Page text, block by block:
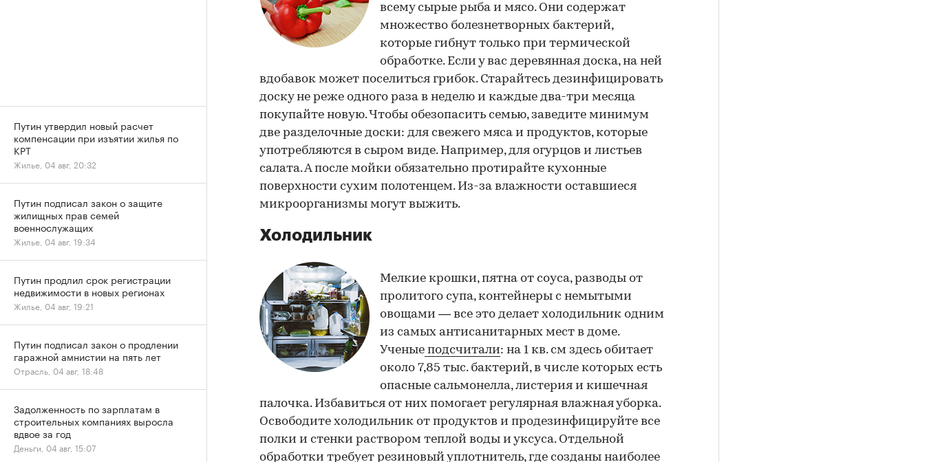
всему сырые рыба и мясо. Они содержат
множество болезнетворных бактерий,
которые гибнут только при термической
обработке. Если у вас деревянная доска, на ней
вдобавок может поселиться грибок. Старайтесь дезинфицировать
доску не реже одного раза в неделю и каждые два-три месяца
покупайте новую. Чтобы обезопасить семью, заведите минимум
две разделочные доски: для свежего мяса и продуктов, которые
употребляются в сыром виде. Например, для огурцов и листьев
салата. А после мойки обязательно протирайте кухонные
поверхности сухим полотенцем. Из-за влажности оставшиеся
микроорганизмы могут выжить.
Холодильник
Мелкие крошки, пятна от соуса, разводы от
пролитого супа, контейнеры с немытыми
овощами — все это делает холодильник одним
из самых антисанитарных мест в доме.
Ученые подсчитали: на 1 кв. см здесь обитает
около 7,85 тыс. бактерий, в числе которых есть
опасные сальмонелла, листерия и кишечная
палочка. Избавиться от них помогает регулярная влажная уборка.
Освободите холодильник от продуктов и продезинфицируйте все
полки и стенки раствором теплой воды и уксуса. Отдельной
обработки требует резиновый уплотнитель, где созданы наиболее
Путин утвердил новый расчет
компенсации при изъятии жилья по
КРТ
Жилье, 04 авг, 20:32
Путин подписал закон о защите
жилищных прав семей
военнослужащих
Жилье, 04 авг, 19:34
Путин продлил срок регистрации
недвижимости в новых регионах
Жилье, 04 авг, 19:21
Путин подписал закон о продлении
гаражной амнистии на пять лет
Отрасль, 04 авг, 18:48
Задолженность по зарплатам в
строительных компаниях выросла
вдвое за год
Деньги, 04 авг, 15:07